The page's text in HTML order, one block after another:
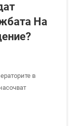
На
в
ключов въпрос
за вземане: